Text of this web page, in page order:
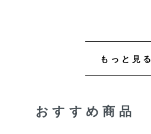
もっと見る
おすすめ商品